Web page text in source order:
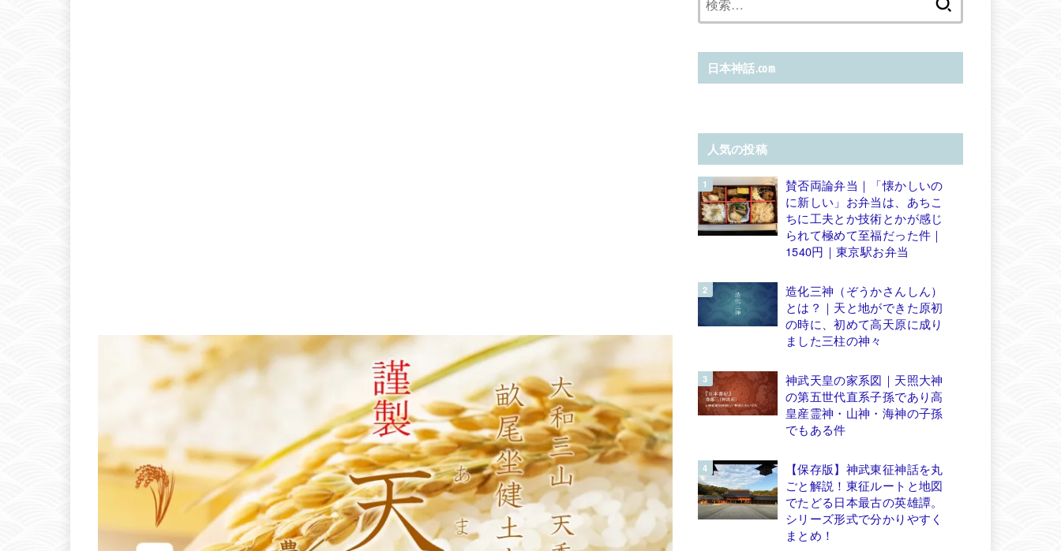
日本神話.com
人気の投稿
賛否両論弁当｜「懐かしいの
に新しい」お弁当は、あちこ
ちに工夫とか技術とかが感じ
られて極めて至福だった件｜
1540円｜東京駅お弁当
造化三神（ぞうかさんしん）
とは？｜天と地ができた原初
の時に、初めて高天原に成り
ました三柱の神々
神武天皇の家系図｜天照大神
の第五世代直系子孫であり高
皇産霊神・山神・海神の子孫
でもある件
【保存版】神武東征神話を丸
ごと解説！東征ルートと地図
でたどる日本最古の英雄譚。
シリーズ形式で分かりやすく
まとめ！